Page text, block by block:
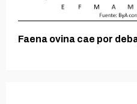
Faena ovina cae por